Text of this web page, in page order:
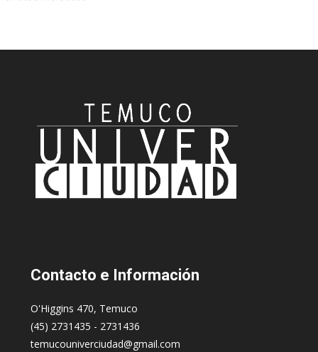
Contacto e Información
O'Higgins 470, Temuco
(45) 2731435 - 2731436
temucouniverciudad@gmail.com